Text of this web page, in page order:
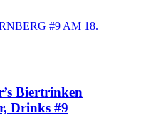
Biertrinken
Drinks #9